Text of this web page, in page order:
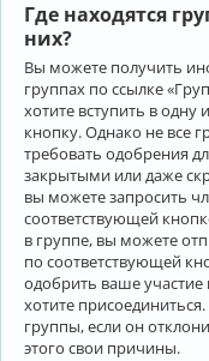
Где находятся
них?
Вы можете получить
группах по ссылке
хотите вступить в
кнопку. Однако не все
требовать одобрения
закрытыми или даже
вы можете запросить
соответствующей
в группе, вы можете
по соответствующей
одобрить ваше
хотите
группы, если он
этого свои причины.